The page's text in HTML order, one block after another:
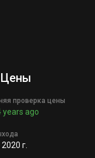
Цены
проверка цены
years ago
г.